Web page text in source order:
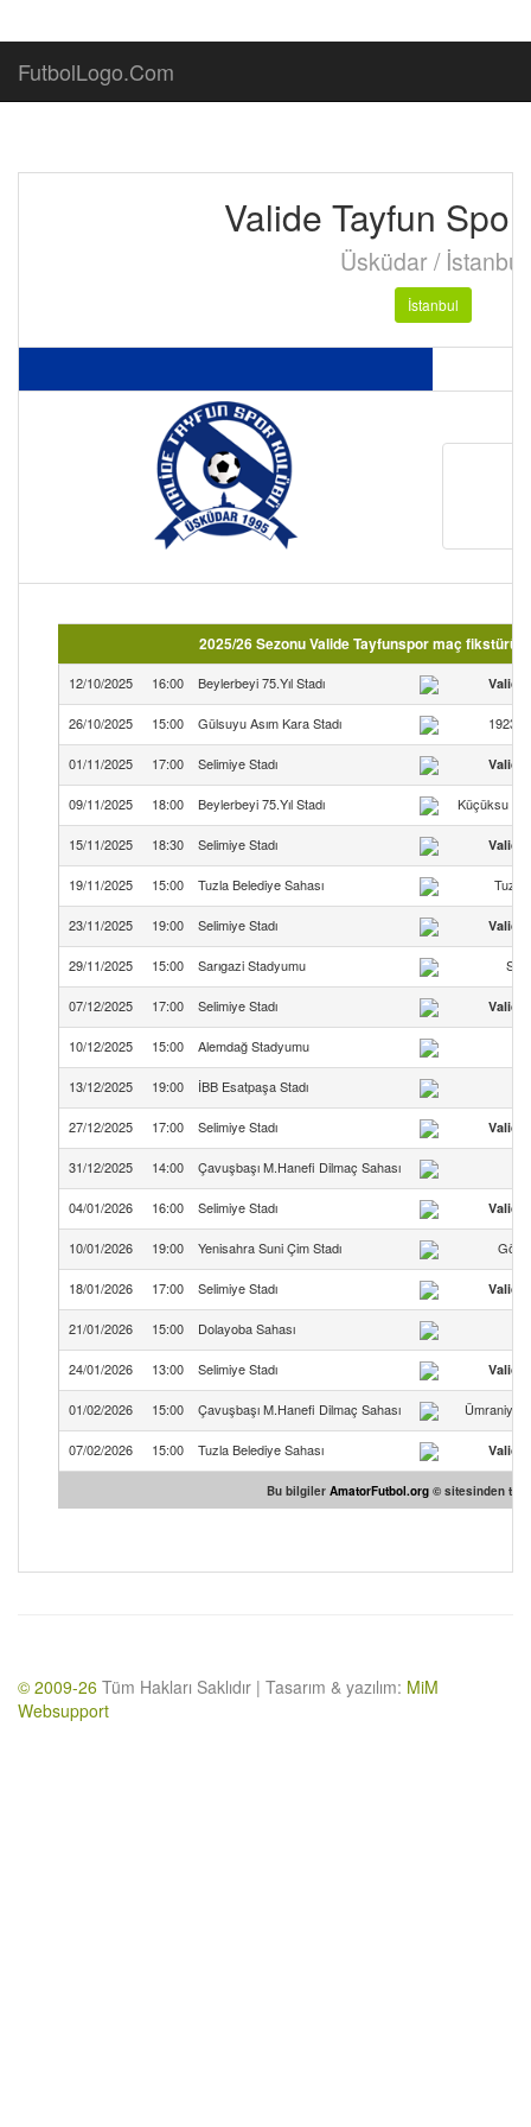
FutbolLogo.Com
Valide Tayfun
Üsküdar / İstanbul
İstanbul
2025/26 Sezonu Valide Tayfunspor maç fikstürü
12/10/2025 16:00 Beylerbeyi 75.Yıl Stadı Valide
26/10/2025 15:00 Gülsuyu Asım Kara Stadı 1923
01/11/2025 17:00 Selimiye Stadı Valide
09/11/2025 18:00 Beylerbeyi 75.Yıl Stadı Küçüksu
15/11/2025 18:30 Selimiye Stadı Valide
19/11/2025 15:00 Tuzla Belediye Sahası Tuzla
23/11/2025 19:00 Selimiye Stadı Valide
29/11/2025 15:00 Sarıgazi Stadyumu
07/12/2025 17:00 Selimiye Stadı Valide
10/12/2025 15:00 Alemdağ Stadyumu
13/12/2025 19:00 İBB Esatpaşa Stadı
27/12/2025 17:00 Selimiye Stadı Valide
31/12/2025 14:00 Çavuşbaşı M.Hanefi Dilmaç Sahası
04/01/2026 16:00 Selimiye Stadı Valide
10/01/2026 19:00 Yenisahra Suni Çim Stadı
18/01/2026 17:00 Selimiye Stadı Valide
21/01/2026 15:00 Dolayoba Sahası
24/01/2026 13:00 Selimiye Stadı Valide
01/02/2026 15:00 Çavuşbaşı M.Hanefi Dilmaç Sahası Ümraniye
07/02/2026 15:00 Tuzla Belediye Sahası Valide
Bu bilgiler AmatorFutbol.org© sitesinden
© 2009-26 Tüm Hakları Saklıdır | Tasarım & yazılım: MiM
Websupport